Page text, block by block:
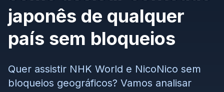
japonês de qualquer
país sem bloqueios
Quer assistir NHK World e NicoNico sem
bloqueios geográficos? Vamos analisar